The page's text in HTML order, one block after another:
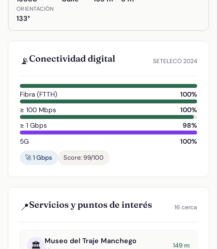
ORIENTACIÓN
133°
📡Conectividad digital SETELECO 2024
Fibra (FTTH)
100%
≥ 100 Mbps
100%
≥ 1 Gbps
98%
5G
100%
🚀 1 Gbps
Score: 99/100
📍Servicios y puntos de interés 16 cerca
🏛️ Museo del Traje Manchego
149 m